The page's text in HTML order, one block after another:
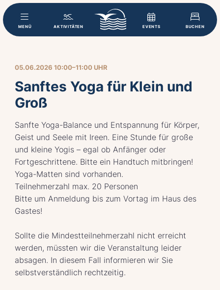
MENÜ AKTIVITÄTEN EVENTS BUCHEN
05.06.2026 10:00–11:00 UHR
Sanftes Yoga für Klein und
Groß
Sanfte Yoga-Balance und Entspannung für Körper,
Geist und Seele mit Ireen. Eine Stunde für große
und kleine Yogis – egal ob Anfänger oder
Fortgeschrittene. Bitte ein Handtuch mitbringen!
Yoga-Matten sind vorhanden.
Teilnehmerzahl max. 20 Personen
Bitte um Anmeldung bis zum Vortag im Haus des
Gastes!
Sollte die Mindestteilnehmerzahl nicht erreicht
werden, müssten wir die Veranstaltung leider
absagen. In diesem Fall informieren wir Sie
selbstverständlich rechtzeitig.